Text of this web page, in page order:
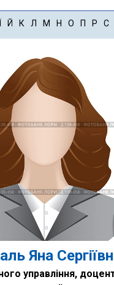
Й К Л М Н О П Р С
Яна
управління,